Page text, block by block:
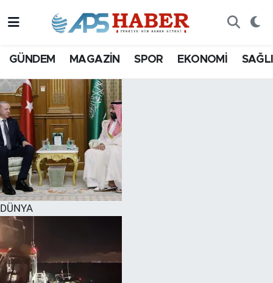
GÜNDEM MAGAZİN SPOR EKONOMİ
DÜNYA